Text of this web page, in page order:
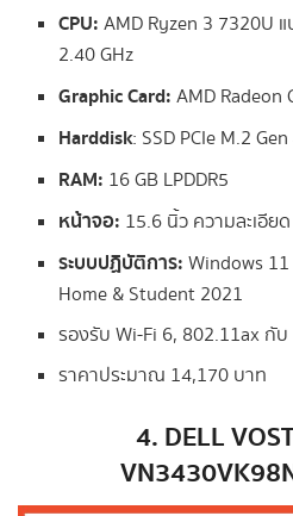
CPU: AMD Ryzen 3 7320U
2.40 GHz
Graphic Card:AMD Radeon
Harddisk: SSD PCIe M.2
RAM: 16 GB LPDDR5
หน้าจอ: 15.6 นิ้ว ความละเอีย
ระบบปฏิบัติการ: Windows
Home & Student 2021
รองรับ Wi-Fi 6, 802.11ax กั
ราคาประมาณ 14,170 บาท
4. DELL